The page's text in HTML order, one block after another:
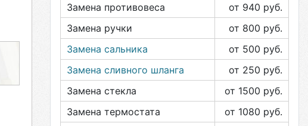
Замена противовеса
от 940 руб.
Замена ручки
от 800 руб.
Замена сальника
от 500 руб.
Замена сливного шланга
от 250 руб.
Замена стекла
от 1500 руб.
Замена термостата
от 1080 руб.